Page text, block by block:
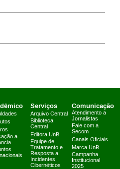
a
Serviços
Arquivo Central
Biblioteca
Central
Editora UnB
Equipe de
Tratamento e
Resposta a
Incidentes
Cibernéticos
Comunicação
Atendimento a
Jornalistas
Fale com a
Secom
Canais Oficiais
Marca UnB
Campanha
Institucional
2025